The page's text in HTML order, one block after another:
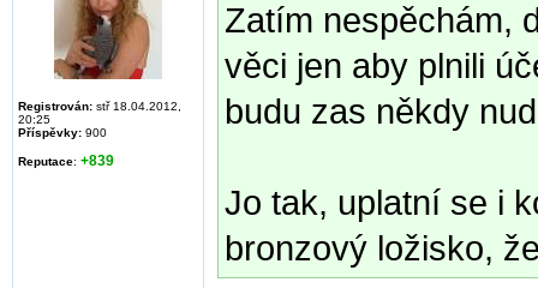
Registrován: stř 18.04.2012,
20:25
Příspěvky: 900
Reputace: +839
Zatím nespěchám,
věci jen aby plnili
budu zas někdy
Jo tak, uplatní se i
bronzový ložisko,